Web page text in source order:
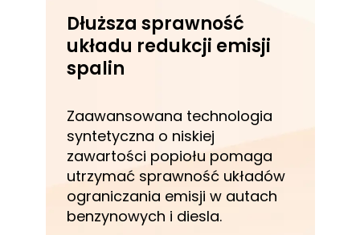
Dłuższa sprawność
układu redukcji emisji
spalin
Zaawansowana technologia
syntetyczna o niskiej
zawartości popiołu pomaga
utrzymać sprawność układów
ograniczania emisji w autach
benzynowych i diesla.